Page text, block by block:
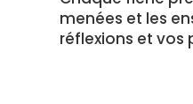
menées et les
réflexions et vos